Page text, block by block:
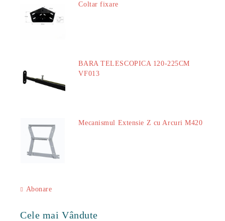
Coltar fixare
BARA TELESCOPICA 120-225CM
VF013
Mecanismul Extensie Z cu Arcuri M420
Abonare
Cele mai Vândute